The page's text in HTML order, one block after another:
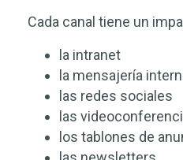
Cada canal tiene un
la intranet
la mensajería
las redes sociales
las
los tablones de